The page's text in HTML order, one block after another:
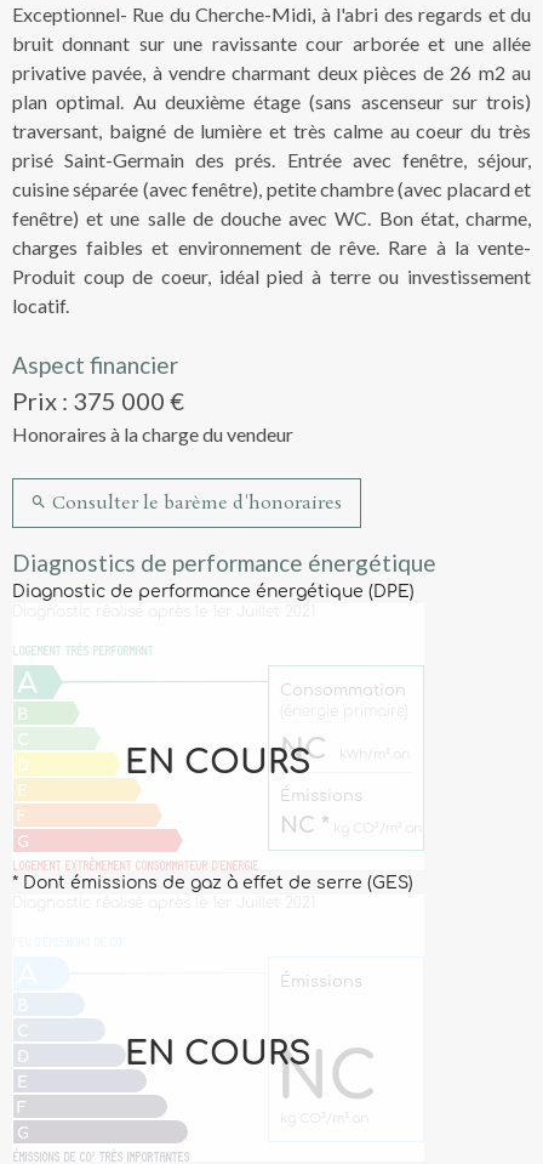
Exceptionnel- Rue du Cherche-Midi, à l'abri des regards et du
bruit donnant sur une ravissante cour arborée et une allée
privative pavée, à vendre charmant deux pièces de 26 m2 au
plan optimal. Au deuxième étage (sans ascenseur sur trois)
traversant, baigné de lumière et très calme au coeur du très
prisé Saint-Germain des prés. Entrée avec fenêtre, séjour,
cuisine séparée (avec fenêtre), petite chambre (avec placard et
fenêtre) et une salle de douche avec WC. Bon état, charme,
charges faibles et environnement de rêve. Rare à la vente-
Produit coup de coeur, idéal pied à terre ou investissement
locatif.
Aspect financier
Prix : 375 000 €
Honoraires à la charge du vendeur
Consulter le barème d'honoraires
Diagnostics de performance énergétique